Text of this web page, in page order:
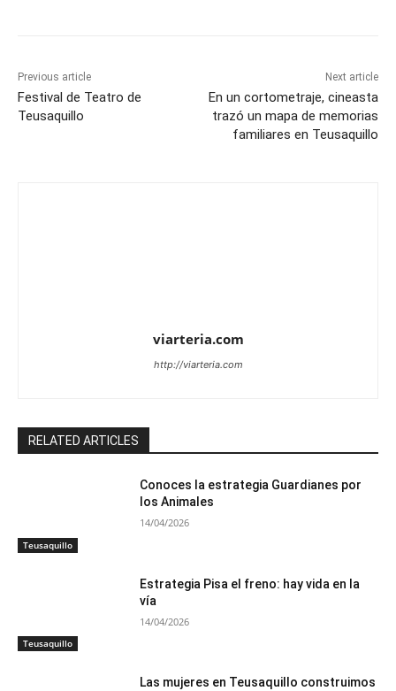
Previous article
Festival de Teatro de
Teusaquillo
Next article
En un cortometraje, cineasta
trazó un mapa de memorias
familiares en Teusaquillo
viarteria.com
http://viarteria.com
RELATED ARTICLES
Teusaquillo
Conoces la estrategia Guardianes por
los Animales
14/04/2026
Teusaquillo
Estrategia Pisa el freno: hay vida en la
vía
14/04/2026
Las mujeres en Teusaquillo construimos